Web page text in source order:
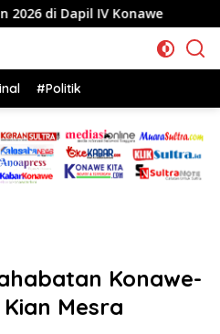
Reses di Labela,
#Politik
Konawe-
Mesra